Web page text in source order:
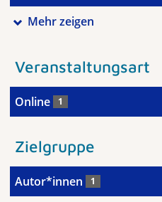
Mehr zeigen
Veranstaltungsart
Online 1
Zielgruppe
Autor*innen 1